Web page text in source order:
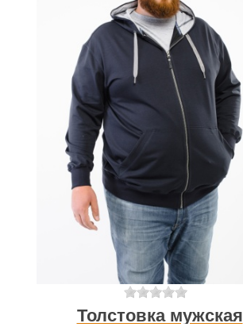
Толстовка мужская